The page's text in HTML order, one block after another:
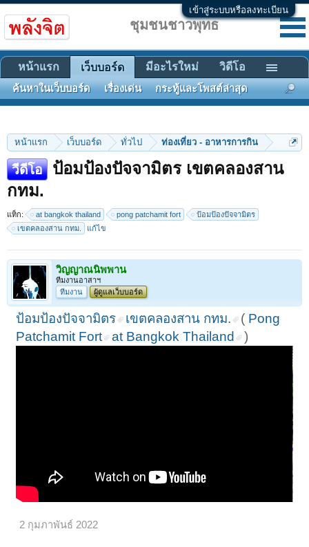
เข้าสู่ระบบหรือลงทะเบียน
หน้าแรก เว็บบอร์ด ทั่วไป ท่องเที่ยว - อาหารการกิน
วีดีโอ
ป้อมป้องปัจจามิตร เขตคลองสาน
กทม.
แท็ก: at bangkok thailand pong patchamit fort
ป้อมป้องปัจจามิตร
เขตคลองสาน กทม.
แก้ไข
วิญญาณนิพพาน
ทีมงานอาสาฯ
ทีมงาน
ผู้ดูแลเว็บบอร์ด
ป้อมป้องปัจจามิตร เขตคลองสาน กทม. ( Pong
Patchamit Fort
at Bangkok Thailand )
2 กุมภาพันธ์ 2022
ชุมชนชาวพุทธ
หน้าแรก เว็บบอร์ด
ค้นหาในเว็บบอร์ด เรื่องเด่น กระทู้และโพสต์ล่าสุด
มีอะไรใหม่ วิดีโอ